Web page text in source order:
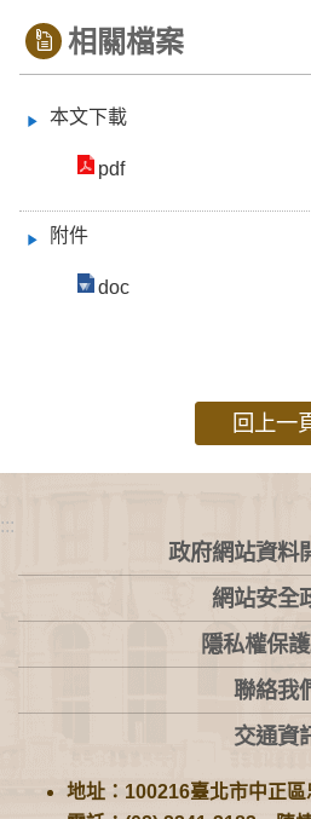
相關檔案
本文下載
pdf
附件
doc
回上一
:::
政府網站資料
網站安全
隱私權保
聯絡我
交通資
地址：100216臺北市中正